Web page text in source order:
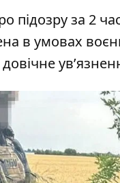
підозру за 2
в умовах